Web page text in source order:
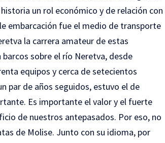
un rol económico y de relación con
embarcación fue el medio de transporte
la carrera amateur de estas
sobre el río Neretva, desde
equipos y cerca de setecientos
par de años seguidos, estuvo el de
Es importante el valor y el fuerte
de nuestros antepasados. Por eso, no
de Molise. Junto con su idioma, por